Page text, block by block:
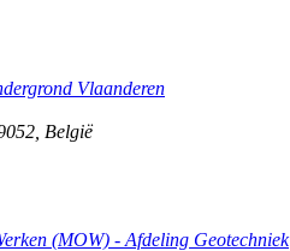
Vlaanderen
België
(MOW) - Afdeling Geotechniek